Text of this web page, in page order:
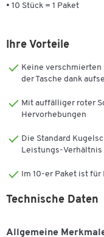
• 10 Stück = 1 Paket
Ihre Vorteile
Keine verschmierten
der Tasche dank
Mit auffälliger roter
Hervorhebungen
Die Standard
Leistungs-Verhältnis
Im 10-er Paket ist für
Technische Daten
Allgemeine